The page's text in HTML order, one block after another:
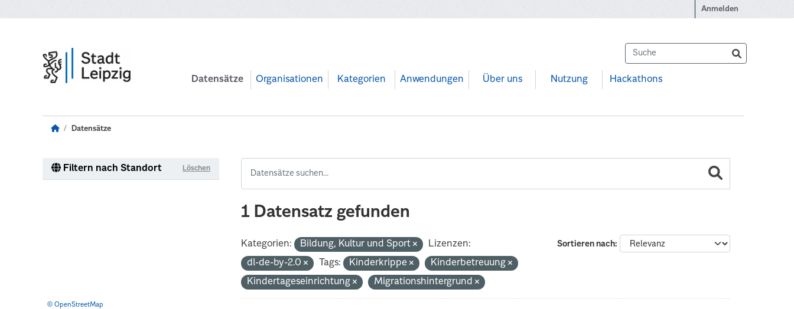
Anmelden
Datensätze Organisationen Kategorien Anwendungen Über uns Nutzung Hackathons
Datensätze
Filtern nach Standort Löschen
© OpenStreetMap
1 Datensatz gefunden
Sortieren nach
Kategorien: Bildung, Kultur und Sport
Lizenzen:
dl-de-by-2.0
Tags: Kinderkrippe
Kinderbetreuung
Kindertageseinrichtung
Migrationshintergrund